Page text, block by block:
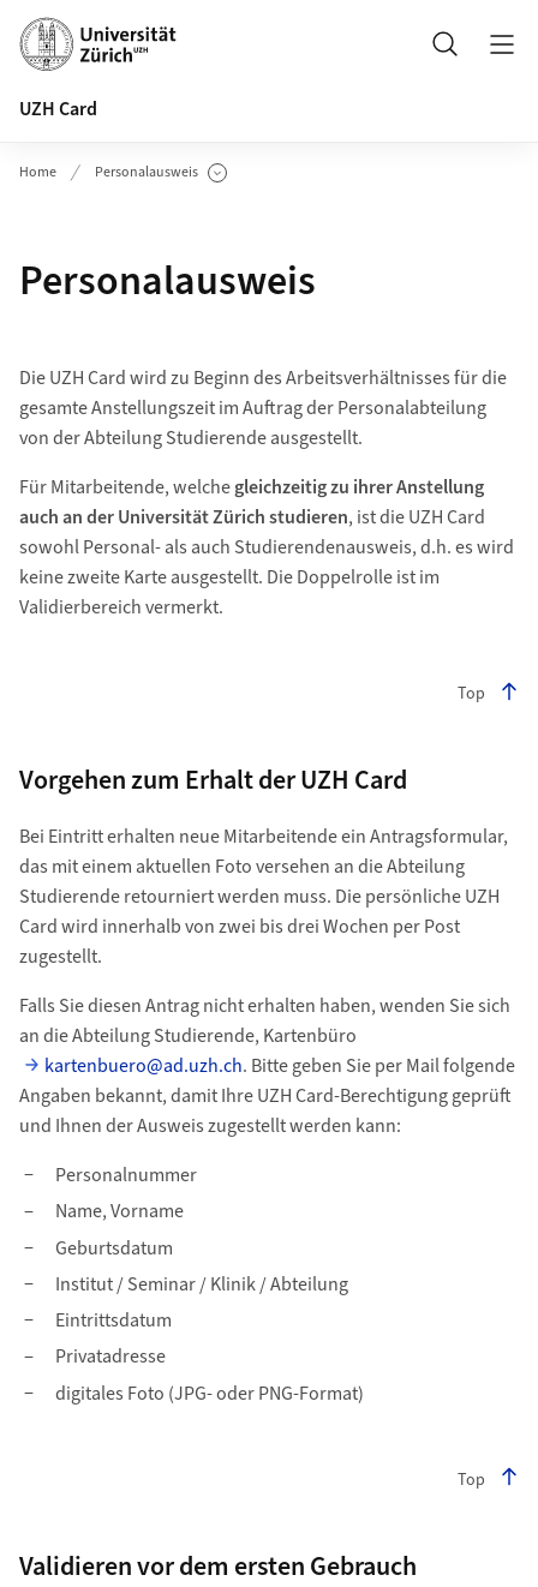
Header
Suche
UZH Card
Home Personalausweis
Unterseiten anzeigen
Personalausweis
Die UZH Card wird zu Beginn des Arbeitsverhältnisses für die
gesamte Anstellungszeit im Auftrag der Personalabteilung
von der Abteilung Studierende ausgestellt.
Für Mitarbeitende, welchegleichzeitig zu ihrer Anstellung
auch an der Universität Zürich studieren, ist die UZH Card
sowohl Personal- als auch Studierendenausweis, d.h. es wird
keine zweite Karte ausgestellt. Die Doppelrolle ist im
Validierbereich vermerkt.
Top
Vorgehen zum Erhalt der UZH Card
Bei Eintritt erhalten neue Mitarbeitende ein Antragsformular,
das mit einem aktuellen Foto versehen an die Abteilung
Studierende retourniert werden muss. Die persönliche UZH
Card wird innerhalb von zwei bis drei Wochen per Post
zugestellt.
Falls Sie diesen Antrag nicht erhalten haben, wenden Sie sich
an die Abteilung Studierende, Kartenbüro
kartenbuero@ad.uzh.ch. Bitte geben Sie per Mail folgende
Angaben bekannt, damit Ihre UZH Card-Berechtigung geprüft
und Ihnen der Ausweis zugestellt werden kann:
Personalnummer
Name, Vorname
Geburtsdatum
Institut / Seminar / Klinik / Abteilung
Eintrittsdatum
Privatadresse
digitales Foto (JPG- oder PNG-Format)
Top
Validieren vor dem ersten Gebrauch